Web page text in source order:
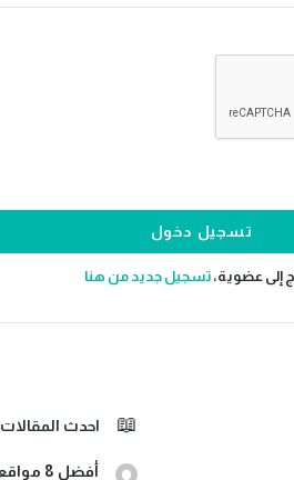
إلى عضوية، ‫تسجيل جديد من هنا
احدث المقالات
أفضل 8 مواقع ترجمة من عربي لأثيوبي صوت ونصوص مجانية